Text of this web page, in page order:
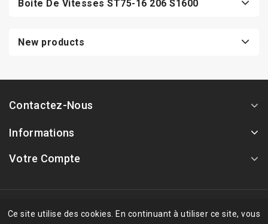
Boite De Vitesses ST75-16 206 S1600
New products
Contactez-Nous
Informations
Votre Compte
Ce site utilise des cookies. En continuant à utiliser ce site, vous
© 2026 - Logiciel de commerce électronique par PrestaShop™